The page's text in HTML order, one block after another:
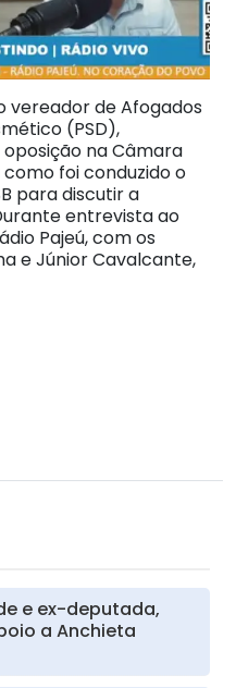
vereador de Afogados
(PSD),
na Câmara
foi conduzido o
para discutir a
entrevista ao
Pajeú, com os
e Júnior Cavalcante,
e ex-deputada,
a Anchieta